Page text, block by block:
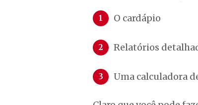
O cardápio
Relatórios
Uma calculadora